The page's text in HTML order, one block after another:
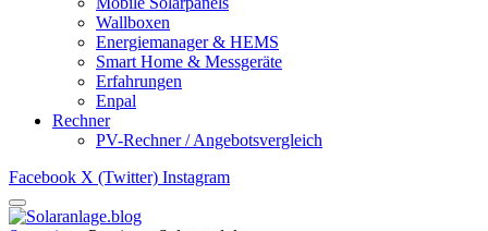
Wallboxen
Energiemanager & HEMS
Smart Home & Messgeräte
Erfahrungen
Enpal
Rechner
PV-Rechner / Angebotsvergleich
Facebook X (Twitter) Instagram